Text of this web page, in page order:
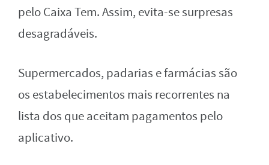
pelo Caixa Tem. Assim, evita-se surpresas
desagradáveis.
Supermercados, padarias e farmácias são
os estabelecimentos mais recorrentes na
lista dos que aceitam pagamentos pelo
aplicativo.